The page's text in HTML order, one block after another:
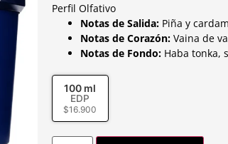
Perfil Olfativo
Notas de Salida:Piña y
Notas de Corazón:Vaina de
Notas de Fondo:Haba tonka,
100 ml
EDP
$16.900